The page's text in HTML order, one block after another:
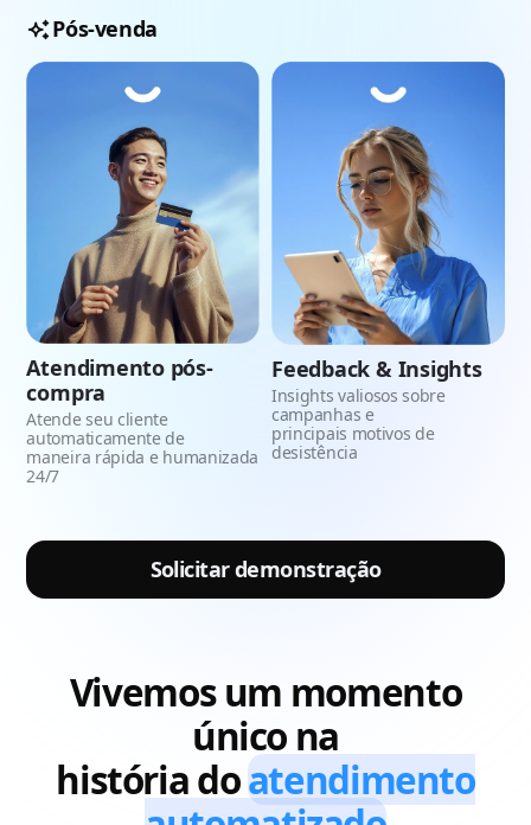
Pós-venda
Atendimento pós-
compra
Atende seu cliente
automaticamente de
maneira rápida e humanizada
24/7
Feedback & Insights
Insights valiosos sobre
campanhas e
principais motivos de
desistência
Solicitar demonstração
Vivemos um momento
único na
história doatendimento